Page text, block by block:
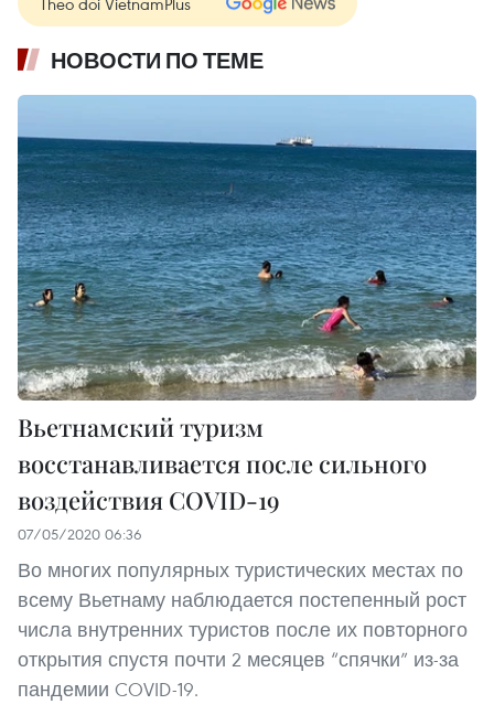
НОВОСТИ ПО ТЕМЕ
Вьетнамский туризм
восстанавливается после сильного
воздействия COVID-19
07/05/2020 06:36
Во многих популярных туристических местах по
всему Вьетнаму наблюдается постепенный рост
числа внутренних туристов после их повторного
открытия спустя почти 2 месяцев “спячки” из-за
пандемии COVID-19.